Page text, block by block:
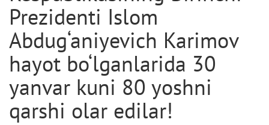
Prezidenti Islom
Abdug‘aniyevich Karimov
hayot bo‘lganlarida 30
yanvar kuni 80 yoshni
qarshi olar edilar!